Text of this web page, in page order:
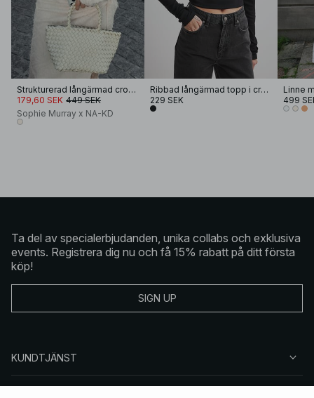
Strukturerad långärmad croppad topp
179,60 SEK 449 SEK
Sophie Murray x NA-KD
Ribbad långärmad topp i croppad modell
229 SEK
499
Ta del av specialerbjudanden, unika collabs och exklusiva
events. Registrera dig nu och få 15% rabatt på ditt första
köp!
SIGN UP
KUNDTJÄNST